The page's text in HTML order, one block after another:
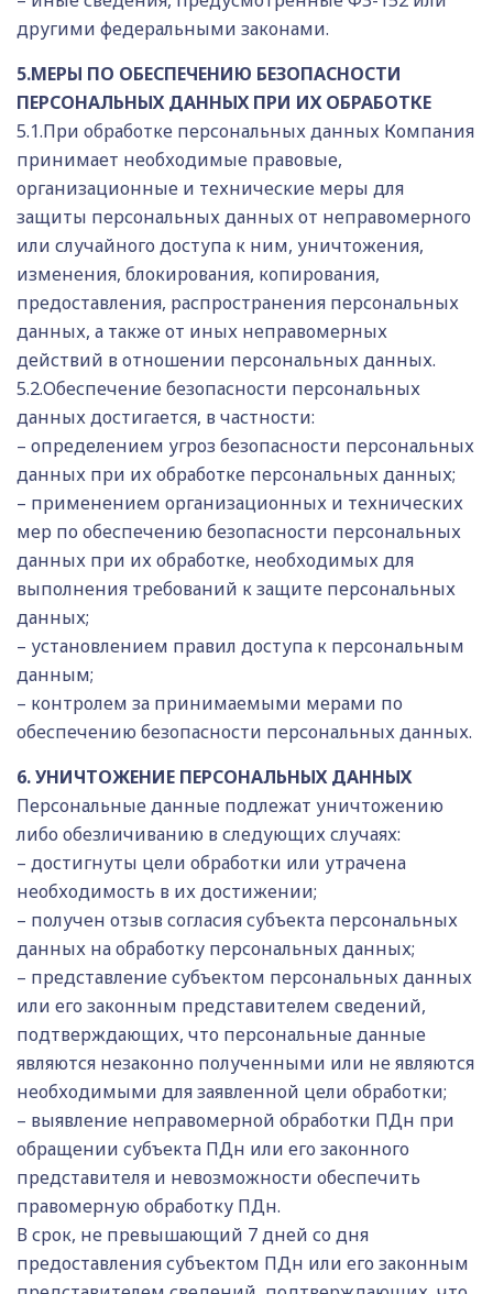
другими федеральными законами.
5.МЕРЫ ПО ОБЕСПЕЧЕНИЮ БЕЗОПАСНОСТИ
ПЕРСОНАЛЬНЫХ ДАННЫХ ПРИ ИХ ОБРАБОТКЕ
5.1.При обработке персональных данных Компания
принимает необходимые правовые,
организационные и технические меры для
защиты персональных данных от неправомерного
или случайного доступа к ним, уничтожения,
изменения, блокирования, копирования,
предоставления, распространения персональных
данных, а также от иных неправомерных
действий в отношении персональных данных.
5.2.Обеспечение безопасности персональных
данных достигается, в частности:
– определением угроз безопасности персональных
данных при их обработке персональных данных;
– применением организационных и технических
мер по обеспечению безопасности персональных
данных при их обработке, необходимых для
выполнения требований к защите персональных
данных;
– установлением правил доступа к персональным
данным;
– контролем за принимаемыми мерами по
обеспечению безопасности персональных данных.
6. УНИЧТОЖЕНИЕ ПЕРСОНАЛЬНЫХ ДАННЫХ
Персональные данные подлежат уничтожению
либо обезличиванию в следующих случаях:
– достигнуты цели обработки или утрачена
необходимость в их достижении;
– получен отзыв согласия субъекта персональных
данных на обработку персональных данных;
– представление субъектом персональных данных
или его законным представителем сведений,
подтверждающих, что персональные данные
являются незаконно полученными или не являются
необходимыми для заявленной цели обработки;
– выявление неправомерной обработки ПДн при
обращении субъекта ПДн или его законного
представителя и невозможности обеспечить
правомерную обработку ПДн.
В срок, не превышающий 7 дней со дня
предоставления субъектом ПДн или его законным